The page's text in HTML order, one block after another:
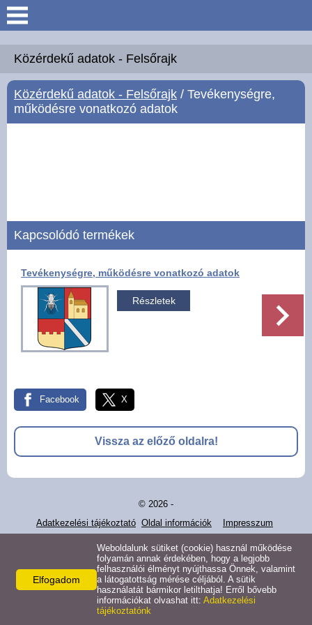
Keresés
Köszöntő
Hírek
Közérdekű adatok -
Galéria
Pályázatok
Alsórajk
EFOP-1.5.2-16-2017-00008
Közérdekű adatok - Felsőrajk
Közérdekű adatok - Felsőrajk / Tevékenységre,
működésre vonatkozó adatok
Kapcsolódó termékek
Tevékenységre, működésre vonatkozó adatok
Részletek
Facebook X
Vissza az előző oldalra!
© 2026 -
Adatkezelési tájékoztató Oldal információk Impresszum
Elfogadom
Weboldalunk sütiket (cookie) használ működése
folyamán annak érdekében, hogy a legjobb
felhasználói élményt nyújthassa Önnek, valamint
a látogatottság mérése céljából. A sütik
használatát bármikor letilthatja! Erről bővebb
információkat olvashat itt: Adatkezelési
tájékoztatónk